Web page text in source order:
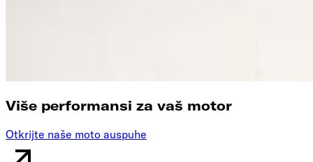
Više performansi za vaš motor
Otkrijte naše moto auspuhe